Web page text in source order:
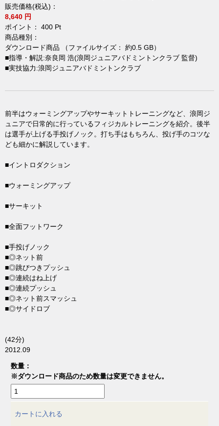
販売価格(税込)：
8,640 円
ポイント： 400 Pt
商品種別：
ダウンロード商品 （ファイルサイズ： 約0.5 GB）
■指導・解説:奈良岡 浩(浪岡ジュニアバドミントンクラブ 監督)
■実技協力:浪岡ジュニアバドミントンクラブ
前半はウォーミングアップやサーキットトレーニングなど、浪岡ジ
ュニアで日常的に行っているフィジカルトレーニングを紹介。後半
は選手が上げる手投げノック。打ち手はもちろん、投げ手のコツな
ども細かに解説しています。
■イントロダクション
■ウォーミングアップ
■サーキット
■全面フットワーク
■手投げノック
■◎ネット前
■◎跳びつきプッシュ
■◎連続はね上げ
■◎連続プッシュ
■◎ネット前スマッシュ
■◎サイドロブ
(42分)
2012.09
数量：
※ダウンロード商品のため数量は変更できません。
カートに入れる